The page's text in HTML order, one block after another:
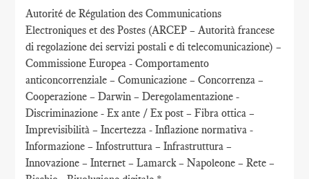
Autorité de Régulation des Communications
Electroniques et des Postes (ARCEP – Autorità francese
di regolazione dei servizi postali e di telecomunicazione) –
Commissione Europea - Comportamento
anticoncorrenziale – Comunicazione – Concorrenza –
Cooperazione – Darwin – Deregolamentazione -
Discriminazione - Ex ante / Ex post – Fibra ottica –
Imprevisibilità – Incertezza - Inflazione normativa -
Informazione – Infostruttura – Infrastruttura –
Innovazione – Internet – Lamarck – Napoleone – Rete –